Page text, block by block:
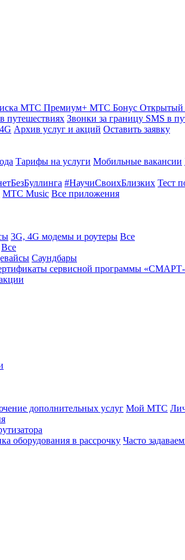
МТС Премиум+ МТС Бонус Открытый
путешествиях Звонки за границу SMS в
Архив услуг и акций Оставить заявку
Тарифы на услуги Мобильные вакансии
#НаучиСвоихБлизких Тест
МТС Music Все приложения
3G, 4G модемы и роутеры Все
Все
Саундбары
сервисной программы «СМАРТ-
дополнительных услуг Мой МТС
оборудования в рассрочку Часто